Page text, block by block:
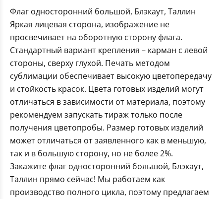
Флаг односторонний большой, Блэкаут, Таллин
Яркая лицевая сторона, изображение не
просвечивает на оборотную сторону флага.
Стандартный вариант крепления – карман с левой
стороны, сверху глухой. Печать методом
сублимации обеспечивает высокую цветопередачу
и стойкость красок. Цвета готовых изделий могут
отличаться в зависимости от материала, поэтому
рекомендуем запускать тираж только после
получения цветопробы. Размер готовых изделий
может отличаться от заявленного как в меньшую,
так и в большую сторону, но не более 2%.
Закажите флаг односторонний большой, Блэкаут,
Таллин прямо сейчас! Мы работаем как
производство полного цикла, поэтому предлагаем